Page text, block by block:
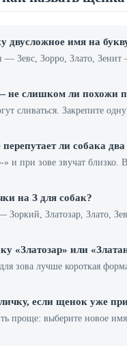
двусложное имя на
Зевс, Зорро, Злато, Зенит
не слишком ли похожи
сливаться. Закрепите
ли собака
и при зове звучат близко.
на З для собак?
Златозар, Злато,
«Златозар» или
зова лучше короткая
если щенок уже
проще: выберите новое